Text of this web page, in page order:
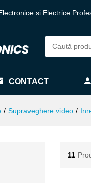
si Electrice
CONTACT
/ Supraveghere video /
11